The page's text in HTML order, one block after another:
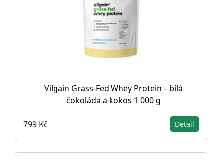
Vilgain Grass-Fed Whey Protein – bílá
čokoláda a kokos 1 000 g
799 Kč Detail